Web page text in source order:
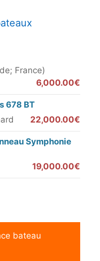
France)
6,000.00€
678 BT
22,000.00€
Symphonie
19,000.00€
bateau